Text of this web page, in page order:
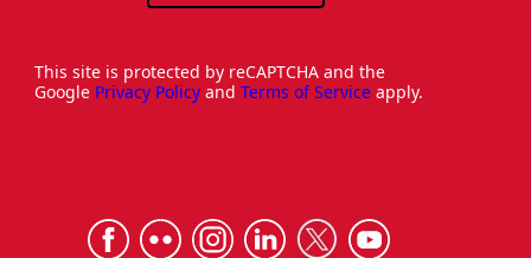
This site is protected by reCAPTCHA and the
Google Privacy Policy and Terms of Service apply.